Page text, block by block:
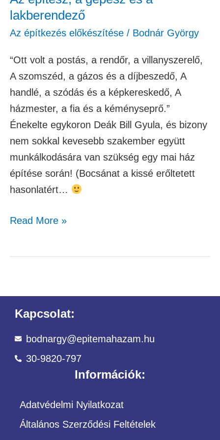
lakberendező
Az építkezés előkészítése / Bodnár György
“Ott volt a postás, a rendőr, a villanyszerelő,
A szomszéd, a gázos és a díjbeszedő, A
handlé, a szódás és a képkereskedő, A
házmester, a fia és a kéményseprő.”
Énekelte egykoron Deák Bill Gyula, és bizony
nem sokkal kevesebb szakember együtt
munkálkodására van szükség egy mai ház
építése során! (Bocsánat a kissé erőltetett
hasonlatért…
Read More »
Kapcsolat:
bodnargy@epitemahazam.hu
30-9820-797
Információk:
Adatvédelmi Nyilatkozat
Általános Szerződési Feltételek